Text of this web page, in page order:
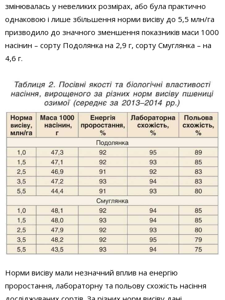
змінювалась у невеликих розмірах, або була практично
однаковою і лише збільшення норми висіву до 5,5 млн/га
призводило до значного зменшення показників маси 1000
насінин – сорту Подолянка на 2,9 г, сорту Смуглянка – на
4,6 г.
Норми висіву мали незначний вплив на енергію
проростання, лабораторну та польову схожість насіння